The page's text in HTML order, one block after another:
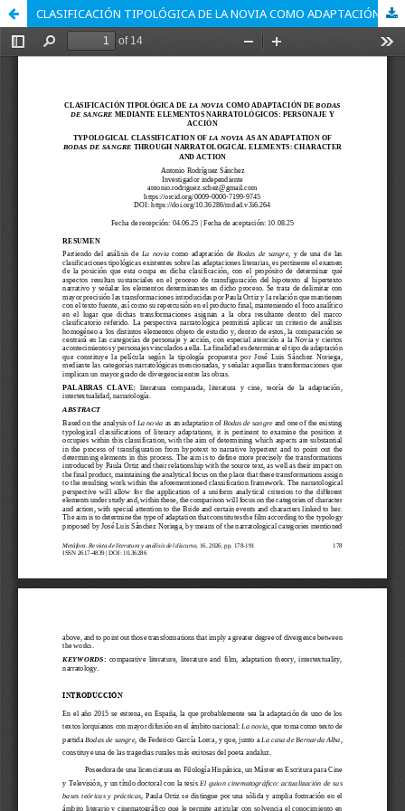
CLASIFICACIÓN TIPOLÓGICA DE LA NOVIA COMO ADAPTACIÓN DE BODAS DE SANGRE MEDIANTE ELEMENTOS NARRATOLÓGICOS: PERSONAJE Y ACCIÓN